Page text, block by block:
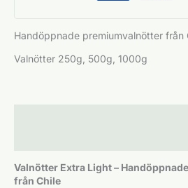
Handöppnade premiumvalnötter från
Valnötter 250g, 500g, 1000g
Valnötter Extra Light –
från Chile